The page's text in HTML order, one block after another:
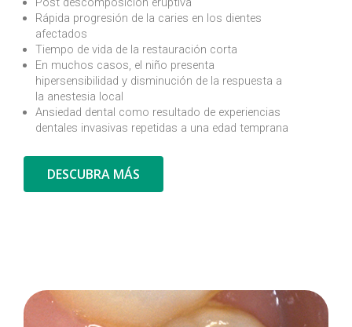
Rápida progresión de la caries en los dientes
afectados
Tiempo de vida de la restauración corta
En muchos casos, el niño presenta
hipersensibilidad y disminución de la respuesta a
la anestesia local
Ansiedad dental como resultado de experiencias
dentales invasivas repetidas a una edad temprana
DESCUBRA MÁS